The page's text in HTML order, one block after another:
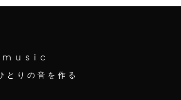
とりの音を作る